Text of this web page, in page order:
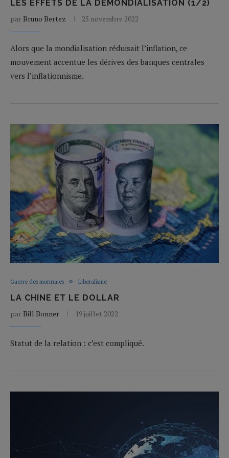
LES EFFETS DE LA DÉMONDIALISATION (1/2)
par Bruno Bertez 25 novembre 2022
Alors que la mondialisation réduisait l’inflation, ce
mouvement accentue les dérives des banques centrales
vers l’inflationnisme.
Guerre des monnaies Liberalisme
LA CHINE ET LE DOLLAR
par Bill Bonner 19 juillet 2022
Statut de la relation : c’est compliqué.